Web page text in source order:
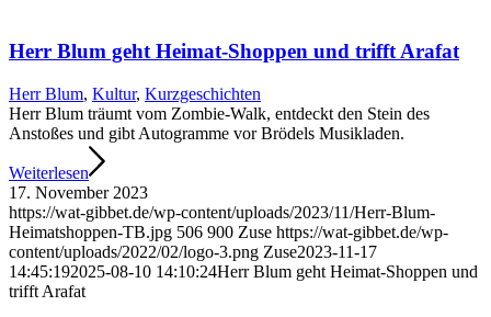
Herr Blum geht Heimat-Shoppen und trifft Arafat
Herr Blum, Kultur, Kurzgeschichten
Herr Blum träumt vom Zombie-Walk, entdeckt den Stein des
Anstoßes und gibt Auto­gramme vor Brödels Musikladen.
Weiterlesen
17. November 2023
https://wat-gibbet.de/wp-content/uploads/2023/11/Herr-Blum-
Heimatshoppen-TB.jpg 506 900 Zuse https://wat-gibbet.de/wp-
content/uploads/2022/02/logo-3.png Zuse2023-11-17
14:45:192025-08-10 14:10:24Herr Blum geht Heimat-Shoppen und
trifft Arafat